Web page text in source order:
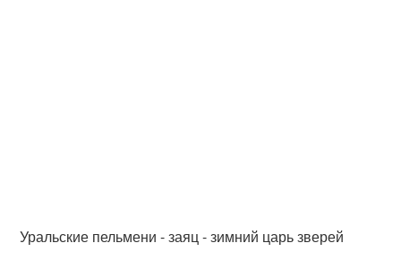
Уральские пельмени - заяц - зимний царь зверей